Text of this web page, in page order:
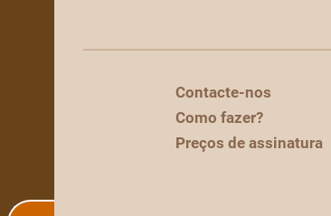
Contacte-nos
Como fazer?
Preços de assinatura